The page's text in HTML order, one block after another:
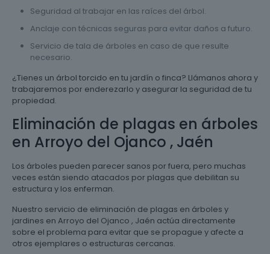
Seguridad al trabajar en las raíces del árbol.
Anclaje con técnicas seguras para evitar daños a futuro.
Servicio de tala de árboles en caso de que resulte
necesario.
¿Tienes un árbol torcido en tu jardín o finca? Llámanos ahora y
trabajaremos por enderezarlo y asegurar la seguridad de tu
propiedad.
Eliminación de plagas en árboles
en Arroyo del Ojanco , Jaén
Los árboles pueden parecer sanos por fuera, pero muchas
veces están siendo atacados por plagas que debilitan su
estructura y los enferman.
Nuestro servicio de eliminación de plagas en árboles y
jardines en Arroyo del Ojanco , Jaén actúa directamente
sobre el problema para evitar que se propague y afecte a
otros ejemplares o estructuras cercanas.